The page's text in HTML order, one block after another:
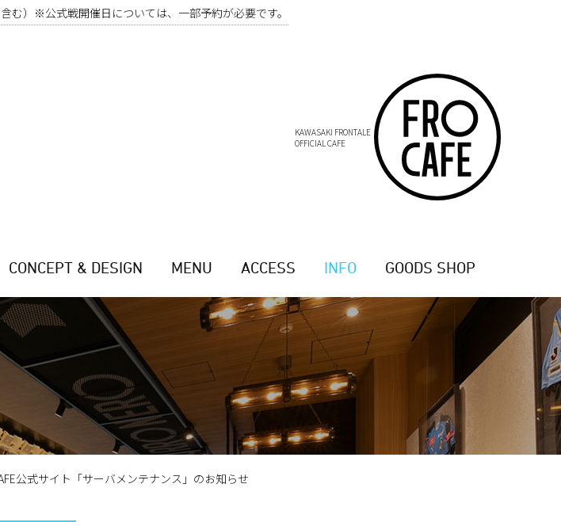
む）※公式戦開催日については、一部予約が必要です。
KAWASAKI FRONTALE
OFFICIAL CAFE
CONCEPT & DESIGN MENU ACCESS INFO GOODS SHOP
公式サイト「サーバメンテナンス」のお知らせ